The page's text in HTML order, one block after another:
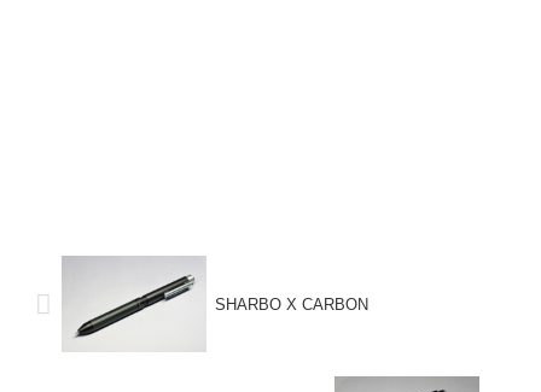
SHARBO X CARBON